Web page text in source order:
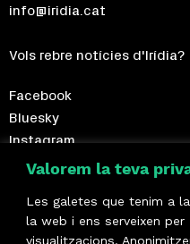
Valorem la teva
Les galetes que tenim a
la web i ens serveixen
visualitzacions.
info@iridia.cat
Vols rebre notícies d'Irídia?
Facebook
Bluesky
Instagram
Telegram
Fes-te sòcia!